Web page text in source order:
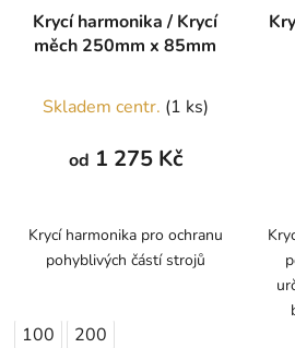
Krycí harmonika / Krycí
měch 250mm x 85mm
Skladem centr. (1 ks)
od 1 275 Kč
Krycí harmonika pro ochranu
pohyblivých částí strojů
100 200